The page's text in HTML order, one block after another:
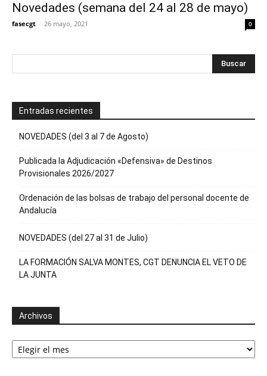
Novedades (semana del 24 al 28 de mayo)
fasecgt - 26 mayo, 2021 0
Entradas recientes
NOVEDADES (del 3 al 7 de Agosto)
Publicada la Adjudicación «Defensiva» de Destinos
Provisionales 2026/2027
Ordenación de las bolsas de trabajo del personal docente de
Andalucía
NOVEDADES (del 27 al 31 de Julio)
LA FORMACIÓN SALVA MONTES, CGT DENUNCIA EL VETO DE
LA JUNTA
Archivos
Archivos